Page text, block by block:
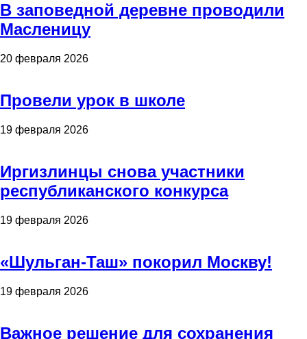
В заповедной деревне проводили
Масленицу
20 февраля 2026
Провели урок в школе
19 февраля 2026
Иргизлинцы снова участники
республиканского конкурса
19 февраля 2026
«Шульган-Таш» покорил Москву!
19 февраля 2026
Важное решение для сохранения